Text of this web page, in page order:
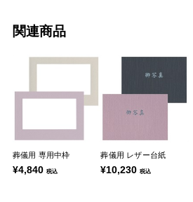
関連商品
葬儀用 専用中枠
¥4,840 税込
葬儀用 レザー台紙
¥10,230税込